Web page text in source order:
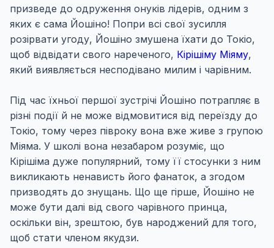
призведе до одруження онуків лідерів, одним з
яких є сама Йошіно! Попри всі свої зусилля
розірвати угоду, Йошіно змушена їхати до Токіо,
щоб відвідати свого нареченого, Кірішіму Міяму,
який виявляється несподівано милим і чарівним.
Під час їхньої першої зустрічі Йошіно потрапляє в
різні події й не може відмовитися від переїзду до
Токіо, тому через півроку вона вже живе з групою
Міяма. У школі вона незабаром розуміє, що
Кірішіма дуже популярний, тому її стосунки з ним
викликають ненависть його фанаток, а згодом
призводять до знущань. Що ще гірше, Йошіно не
може бути далі від свого чарівного принца,
оскільки він, зрештою, був народжений для того,
щоб стати членом якудзи.